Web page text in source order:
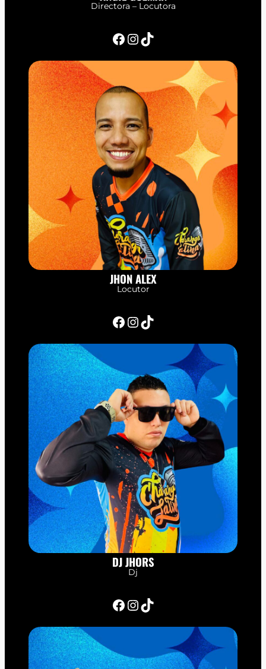
Directora – Locutora
Facebook InstagramTikTok
JHON ALEX
Locutor
Facebook InstagramTikTok
DJ JHORS
Dj
Facebook InstagramTikTok